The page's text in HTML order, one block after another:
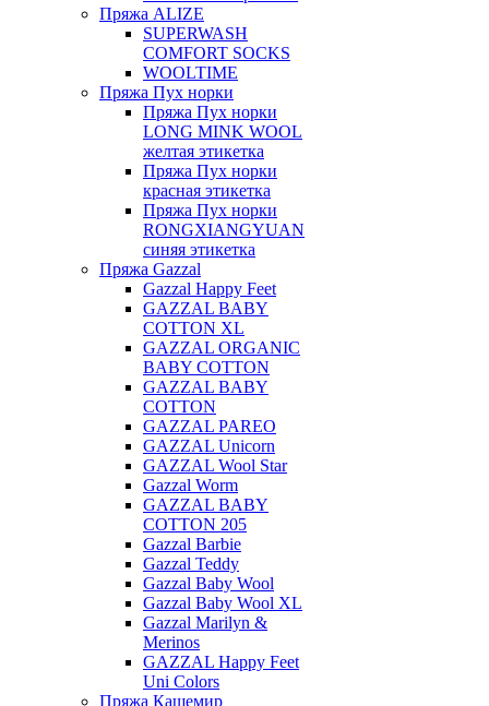
Пряжа ALIZE
SUPERWASH
COMFORT SOCKS
WOOLTIME
Пряжа Пух норки
Пряжа Пух норки
LONG MINK WOOL
желтая этикетка
Пряжа Пух норки
красная этикетка
Пряжа Пух норки
RONGXIANGYUAN
синяя этикетка
Пряжа Gazzal
Gazzal Happy Feet
GAZZAL BABY
COTTON XL
GAZZAL ORGANIC
BABY COTTON
GAZZAL BABY
COTTON
GAZZAL PAREO
GAZZAL Unicorn
GAZZAL Wool Star
Gazzal Worm
GAZZAL BABY
COTTON 205
Gazzal Barbie
Gazzal Teddy
Gazzal Baby Wool
Gazzal Baby Wool XL
Gazzal Marilyn &
Merinos
GAZZAL Happy Feet
Uni Colors
Пряжа Кашемир